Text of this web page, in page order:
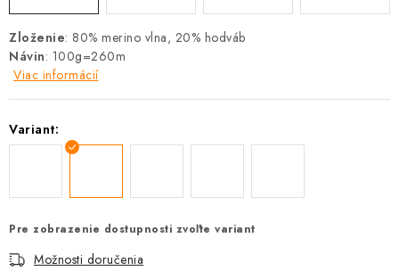
Zloženie: 80% merino vlna, 20% hodváb
Návin: 100g=260m
Viac informácií
Variant:
Pre zobrazenie dostupnosti zvoľte variant
Možnosti doručenia